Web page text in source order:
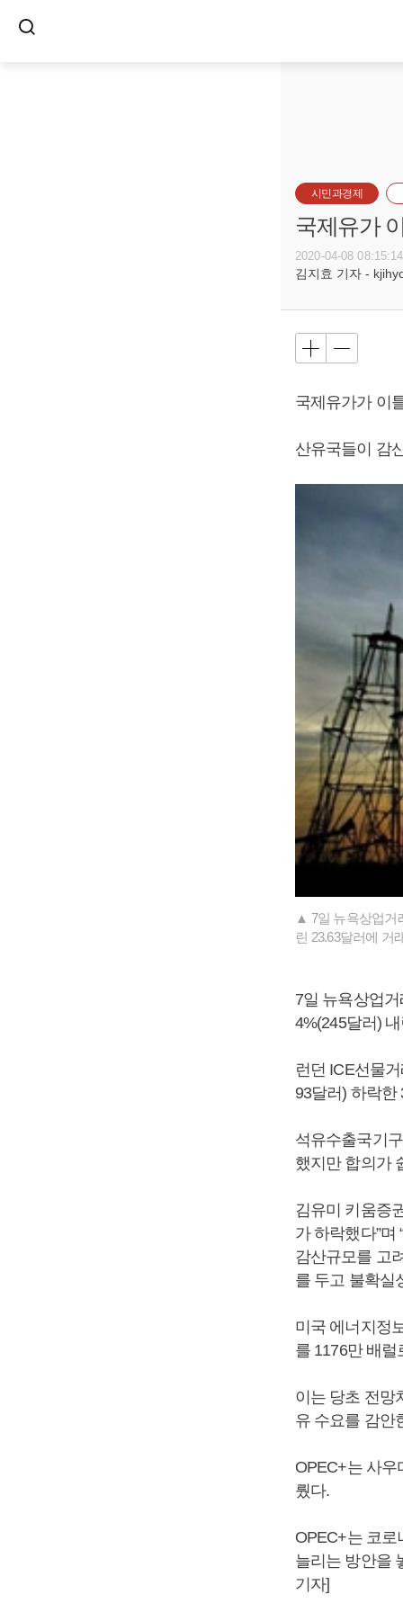
시민과경제
국제유가
2020-04-08 08:15:14
김지효 기자 -
국제유가가 이
산유국들이 감
▲ 7일 뉴욕상업거
린 23.63달러에 거
7일 뉴욕상업
4%(245달러)
런던 ICE선물
93달러) 하락한
석유수출국기
했지만 합의가
김유미 키움증
가 하락했다”
감산규모를 고
를 두고 불확실
미국 에너지정
를 1176만 배럴
이는 당초 전망
유 수요를 감안
OPEC+는 사우
뤘다.
OPEC+는 코로
늘리는 방안을
기자]